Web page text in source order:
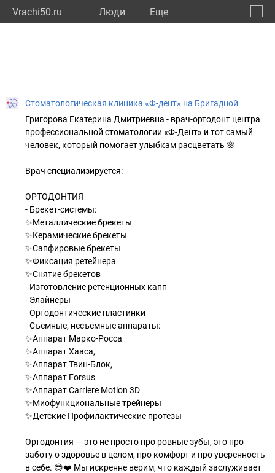
Vrachi50.ru Люди Eще
Стоматологическая клиника «Ф-дент» на Бригадной
Григорова Екатерина Дмитриевна - врач-ортодонт центра
профессиональной стоматологии «Ф-Дент» и тот самый
человек, который помогает улыбкам расцветать 🌸
Врач специализируется:
ОРТОДОНТИЯ
- Брекет-системы:
✨Металлические брекеты
✨Керамические брекеты
✨Сапфировые брекеты
✨Фиксация ретейнера
✨Снятие брекетов
- Изготовление ретенционных капп
- Элайнеры
- Ортодонтические пластинки
- Съемные, несъемные аппараты:
✨Аппарат Марко-Росса
✨Аппарат Хааса,
✨Аппарат Твин-Блок,
✨Аппарат Forsus
✨Аппарат Carriere Motion 3D
✨Миофункциональные трейнеры
✨Детские Профилактические протезы
Ортодонтия — это не просто про ровные зубы, это про
заботу о здоровье в целом, про комфорт и про уверенность
в себе. 😎❤️ Мы искренне верим, что каждый заслуживает